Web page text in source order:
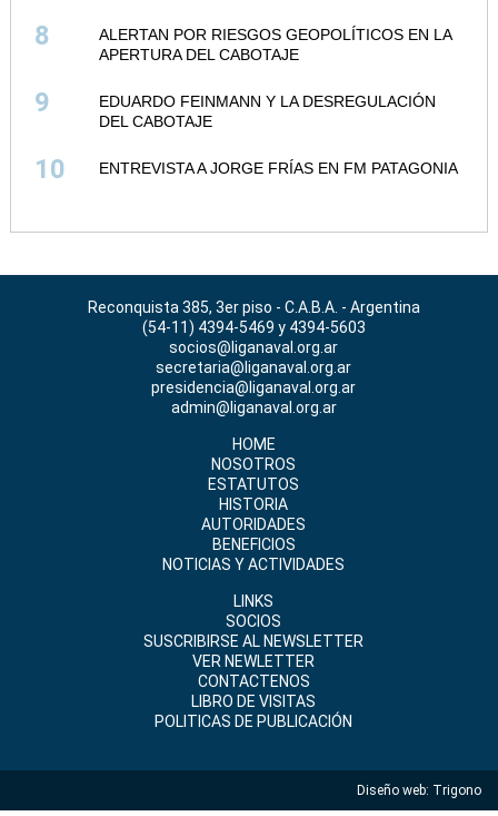
8
ALERTAN POR RIESGOS GEOPOLÍTICOS EN LA
APERTURA DEL CABOTAJE
9
EDUARDO FEINMANN Y LA DESREGULACIÓN
DEL CABOTAJE
10 ENTREVISTA A JORGE FRÍAS EN FM PATAGONIA
Reconquista 385, 3er piso - C.A.B.A. - Argentina
(54-11) 4394-5469 y 4394-5603
socios@liganaval.org.ar
secretaria@liganaval.org.ar
presidencia@liganaval.org.ar
admin@liganaval.org.ar
HOME
NOSOTROS
ESTATUTOS
HISTORIA
AUTORIDADES
BENEFICIOS
NOTICIAS Y ACTIVIDADES
LINKS
SOCIOS
SUSCRIBIRSE AL NEWSLETTER
VER NEWLETTER
CONTACTENOS
LIBRO DE VISITAS
POLITICAS DE PUBLICACIÓN
Diseño web: Trigono